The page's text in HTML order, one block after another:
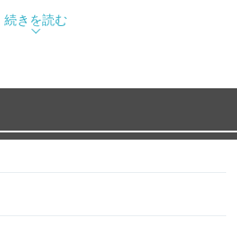
の2種類
別）、会席4,700円（税サ別）〜
から本格的は会席コースまで多
共、会席料理だけでなくしゃぶ
季節の鍋料理等…食材を活かし
続きを読む